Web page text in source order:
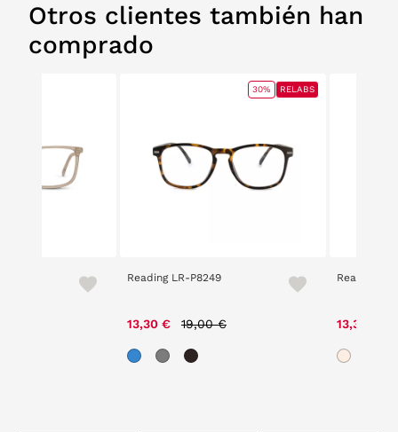
Otros clientes también han
comprado
Reading LR-P8249
13,30 € 19,00 €
30% RELABS
Reading
13,30 €